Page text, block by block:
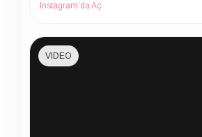
Instagram’da Aç
VIDEO